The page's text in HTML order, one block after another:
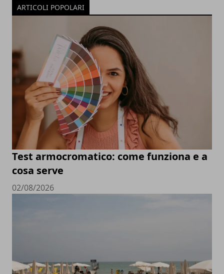
ARTICOLI POPOLARI
Test armocromatico: come funziona e a
cosa serve
02/08/2026